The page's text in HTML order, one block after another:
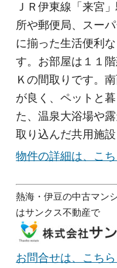
ＪＲ伊東線「来宮
所や郵便局、スー
に揃った生活便利
す。お部屋は１１
Ｋの間取りです。
が良く、ペットと
た、温泉大浴場や
取り込んだ共用施
物件の詳細は、こ
熱海・伊豆の中古マン
はサンクス不動産で
お問合せは、こち